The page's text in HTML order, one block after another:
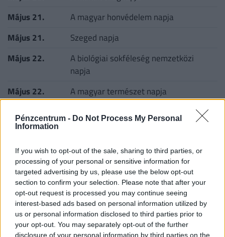
Pénzcentrum - Do Not Process My Personal
Information
If you wish to opt-out of the sale, sharing to third parties, or
processing of your personal or sensitive information for
targeted advertising by us, please use the below opt-out
section to confirm your selection. Please note that after your
opt-out request is processed you may continue seeing
interest-based ads based on personal information utilized by
us or personal information disclosed to third parties prior to
your opt-out. You may separately opt-out of the further
disclosure of your personal information by third parties on the
Május 21.
A magyar honvédelem napja
Május 21.
Szeged napja
Május 22.
A biológiai sokféleség nemzetközi
napja
Május 22.
A magyar természet napja
Május 24.
Pünkösd (vasárnap és hétfő)
Május 25.
Május 25.
Törülközőnap
Május 25.
Afrika napja
Május 26.
Nemzetközi tejnap
Május 27.
A Kihívás Napja